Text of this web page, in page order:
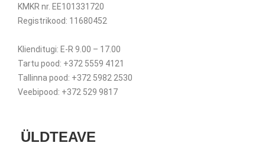
KMKR nr. EE101331720
Registrikood: 11680452
Klienditugi: E-R 9.00 – 17.00
Tartu pood: +372 5559 4121
Tallinna pood: +372 5982 2530
Veebipood: +372 529 9817
ÜLDTEAVE